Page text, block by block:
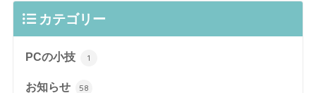
カテゴリー
PCの小技 1
お知らせ 58